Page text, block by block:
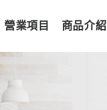
營業項目 商品介紹